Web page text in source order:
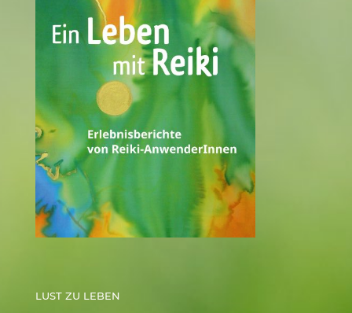
LUST ZU LEBEN